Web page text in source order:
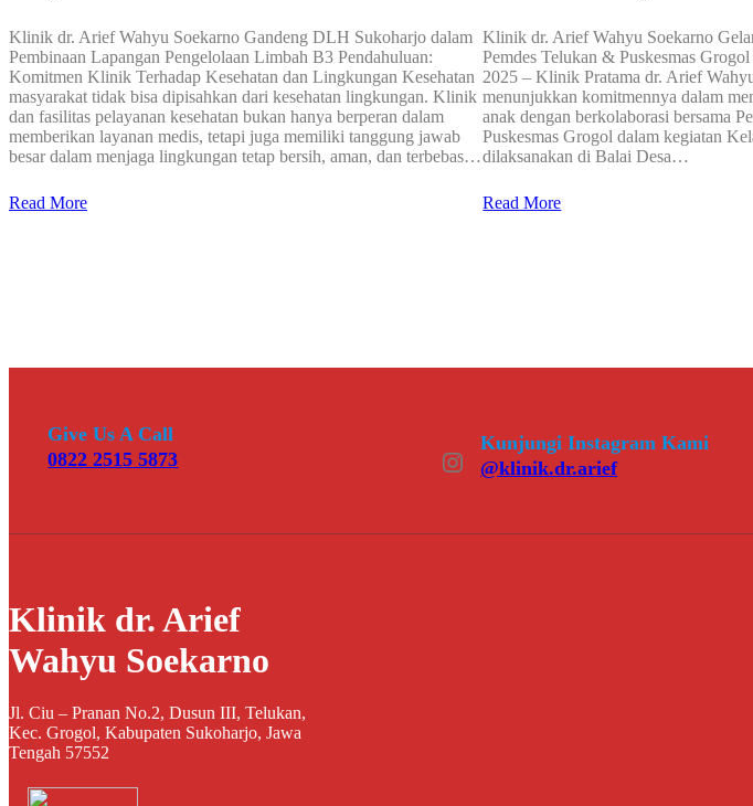
Klinik dr. Arief Wahyu Soekarno Gandeng DLH Sukoharjo dalam
Pembinaan Lapangan Pengelolaan Limbah B3 Pendahuluan:
Komitmen Klinik Terhadap Kesehatan dan Lingkungan Kesehatan
masyarakat tidak bisa dipisahkan dari kesehatan lingkungan. Klinik
dan fasilitas pelayanan kesehatan bukan hanya berperan dalam
memberikan layanan medis, tetapi juga memiliki tanggung jawab
besar dalam menjaga lingkungan tetap bersih, aman, dan terbebas…
Read More
Klinik dr. Arief Wahyu Soekarno
Pemdes Telukan & Puskesmas
2025 – Klinik Pratama dr. Arief
menunjukkan komitmennya dalam
anak dengan berkolaborasi bersama
Puskesmas Grogol dalam kegiatan
dilaksanakan di Balai Desa…
Read More
Give Us A Call
0822 2515 5873
Instagram
Kunjungi Instagram Kami
@klinik.dr.arief
Klinik dr. Arief
Wahyu Soekarno
Jl. Ciu – Pranan No.2, Dusun III, Telukan,
Kec. Grogol, Kabupaten Sukoharjo, Jawa
Tengah 57552